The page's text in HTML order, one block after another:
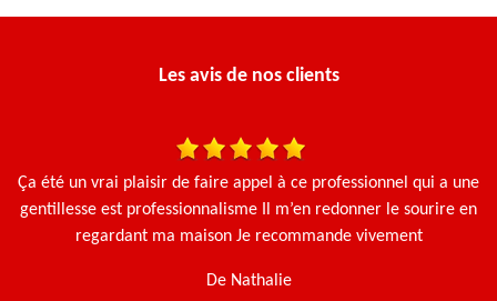
Les avis de nos clients
Ça été un vrai plaisir de faire appel à ce professionnel qui a une
gentillesse est professionnalisme Il m’en redonner le sourire en
regardant ma maison Je recommande vivement
De Nathalie